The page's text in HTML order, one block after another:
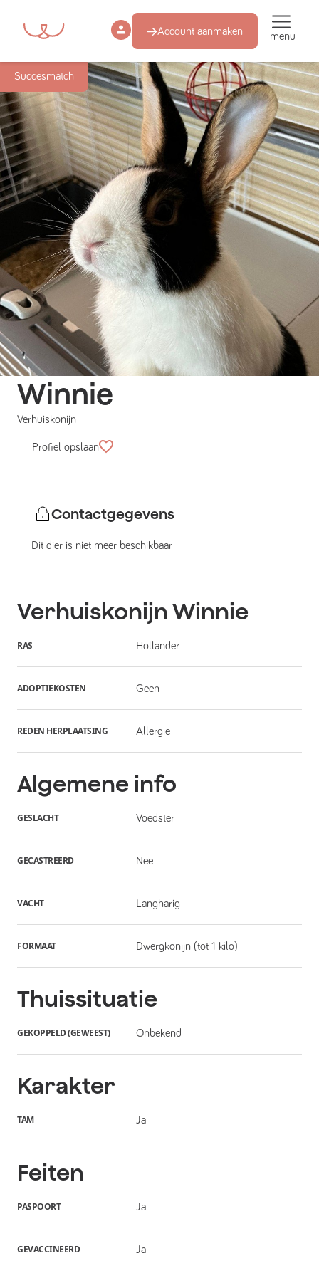
Account aanmaken menu
Succesmatch
Winnie
Verhuiskonijn
Profiel opslaan
Contactgegevens
Dit dier is niet meer beschikbaar
VerhuiskonijnWinnie
RAS Hollander
ADOPTIEKOSTEN Geen
REDEN HERPLAATSING Allergie
Algemene info
GESLACHT Voedster
GECASTREERD Nee
VACHT Langharig
FORMAAT Dwergkonijn (tot 1 kilo)
Thuissituatie
GEKOPPELD (GEWEEST) Onbekend
Karakter
TAM Ja
Feiten
PASPOORT Ja
GEVACCINEERD Ja